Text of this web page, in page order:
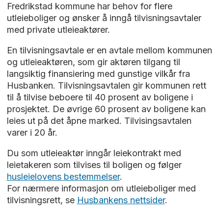
Fredrikstad kommune har behov for flere
utleieboliger og ønsker å inngå tilvisningsavtaler
med private utleieaktører.
En tilvisningsavtale er en avtale mellom kommunen
og utleieaktøren, som gir aktøren tilgang til
langsiktig finansiering med gunstige vilkår fra
Husbanken. Tilvisningsavtalen gir kommunen rett
til å tilvise beboere til 40 prosent av boligene i
prosjektet. De øvrige 60 prosent av boligene kan
leies ut på det åpne marked. Tilvisingsavtalen
varer i 20 år.
Du som utleieaktør inngår leiekontrakt med
leietakeren som tilvises til boligen og følger
husleielovens bestemmelser.
For nærmere informasjon om utleieboliger med
tilvisningsrett, se Husbankens nettsider.